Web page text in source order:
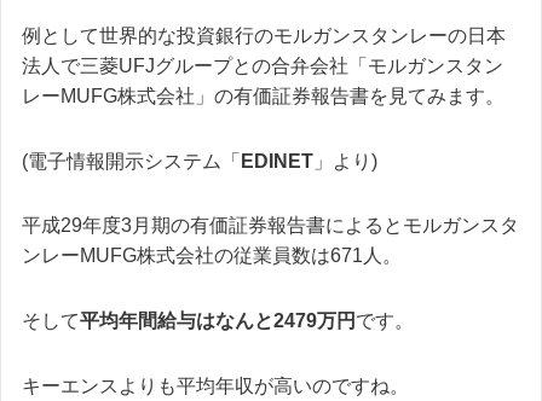
例として世界的な投資銀行のモルガンスタンレーの日本
法人で三菱UFJグループとの合弁会社「モルガンスタン
レーMUFG株式会社」の有価証券報告書を見てみます。
(電子情報開示システム「 EDINET 」より)
平成29年度3月期の有価証券報告書によるとモルガンスタ
ンレーMUFG株式会社の従業員数は671人。
そして平均年間給与はなんと2479万円 です。
キーエンスよりも平均年収が高いのですね。